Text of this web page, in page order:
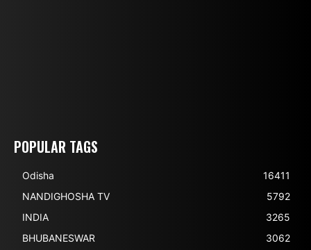
POPULAR TAGS
Odisha
16411
NANDIGHOSHA TV
5792
INDIA
3265
BHUBANESWAR
3062